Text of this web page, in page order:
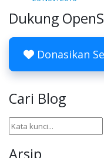
Dukung
Donasikan
Cari Blog
Arsip